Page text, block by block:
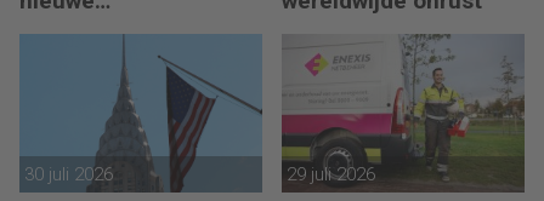
eurobankbiljetten
30 juli 2026 29 juli 2026